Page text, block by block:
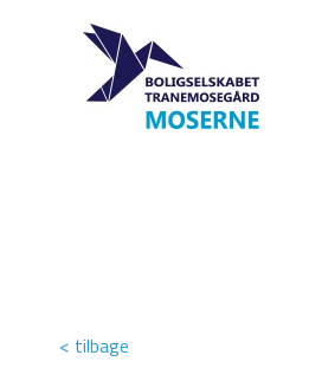
< tilbage